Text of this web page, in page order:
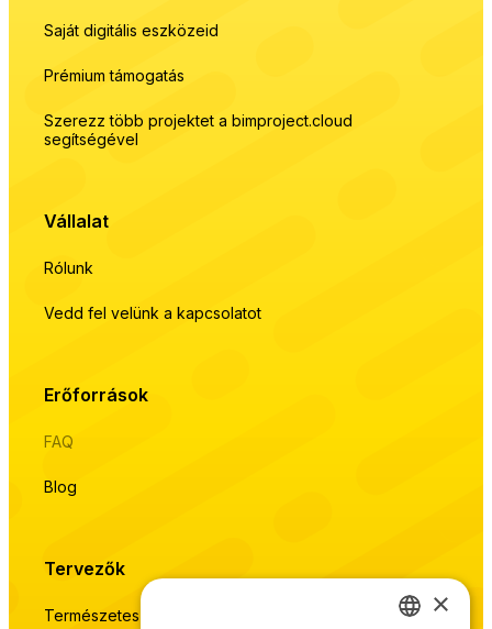
Saját digitális eszközeid
Prémium támogatás
Szerezz több projektet a bimproject.cloud
segítségével
Vállalat
Rólunk
Vedd fel velünk a kapcsolatot
Erőforrások
FAQ
Blog
Tervezők
Természetes munkafolyamat élő terméadatbázissal ×